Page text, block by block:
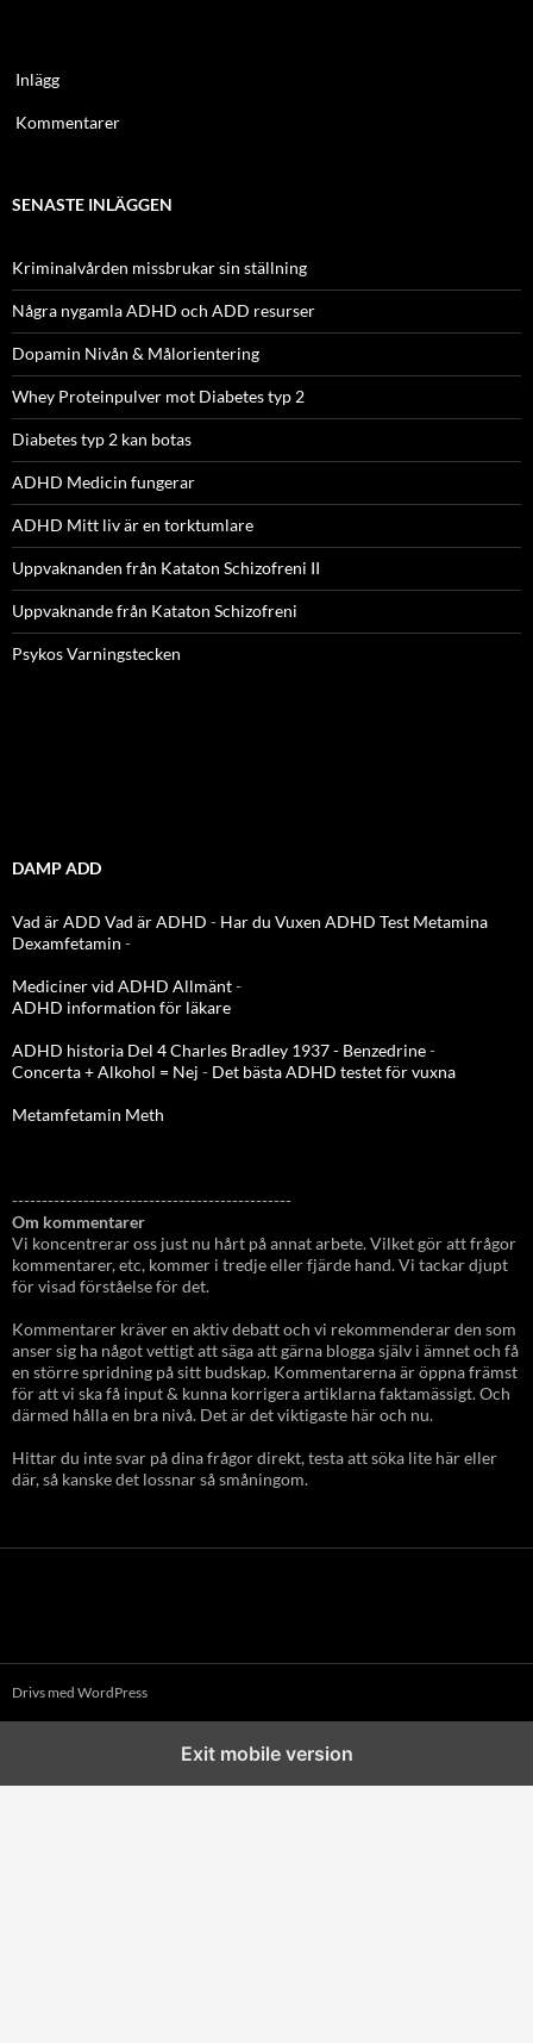
Inlägg
Kommentarer
SENASTE INLÄGGEN
Kriminalvården missbrukar sin ställning
Några nygamla ADHD och ADD resurser
Dopamin Nivån & Målorientering
Whey Proteinpulver mot Diabetes typ 2
Diabetes typ 2 kan botas
ADHD Medicin fungerar
ADHD Mitt liv är en torktumlare
Uppvaknanden från Kataton Schizofreni II
Uppvaknande från Kataton Schizofreni
Psykos Varningstecken
DAMP ADD
Vad är ADD Vad är ADHD - Har du Vuxen ADHD Test Metamina
Dexamfetamin -
Mediciner vid ADHD Allmänt-
ADHD information för läkare
ADHD historia Del 4 Charles Bradley 1937 - Benzedrine-
Concerta + Alkohol = Nej - Det bästa ADHD testet för vuxna
Metamfetamin Meth
-----------------------------------------------
Om kommentarer
Vi koncentrerar oss just nu hårt på annat arbete. Vilket gör att frågor
kommentarer, etc, kommer i tredje eller fjärde hand. Vi tackar djupt
för visad förståelse för det.
Kommentarer kräver en aktiv debatt och vi rekommenderar den som
anser sig ha något vettigt att säga att gärna blogga själv i ämnet och få
en större spridning på sitt budskap. Kommentarerna är öppna främst
för att vi ska få input & kunna korrigera artiklarna faktamässigt. Och
därmed hålla en bra nivå. Det är det viktigaste här och nu.
Hittar du inte svar på dina frågor direkt, testa att söka lite här eller
där, så kanske det lossnar så småningom.
Drivs med WordPress
Exit mobile version